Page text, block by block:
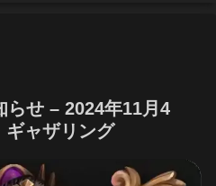
らせ – 2024年11月4
ギャザリング